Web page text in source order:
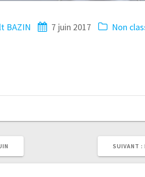
BAZIN 7 juin 2017 Non
SUIVANT :